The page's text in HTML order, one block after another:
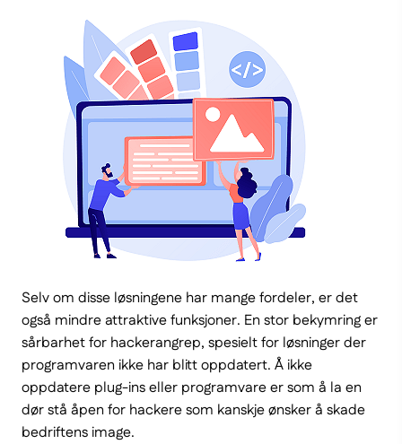
Selv om disse løsningene har mange fordeler, er det
også mindre attraktive funksjoner. En stor bekymring er
sårbarhet for hackerangrep, spesielt for løsninger der
programvaren ikke har blitt oppdatert. Å ikke
oppdatere plug-ins eller programvare er som å la en
dør stå åpen for hackere som kanskje ønsker å skade
bedriftens image.